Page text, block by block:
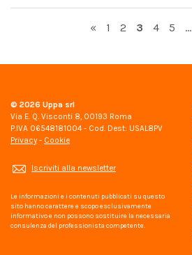
« Page
1 Page
2 Page
3 Page
4 Page
5 …
© 2026 Uppa srl
Via E. Q. Visconti 8, 00193 Roma
P.IVA 06548181004 - Cod. Dest: USAL8PV
Privacy - Cookie
Iscriviti alla newsletter
Le informazioni e i contenuti pubblicati su questo
sito hanno carattere e scopo esclusivamente
informativo e non possono sostituire la necessaria
consulenza del professionista competente.